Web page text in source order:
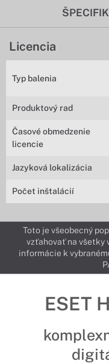
Licencia
Typ balenia
Produktový rad
Časové obmedzenie
licencie
Jazyková lokalizácia
Počet inštalácií
Toto je všeobecný
vzťahovať na všetky
informácie k
ESET